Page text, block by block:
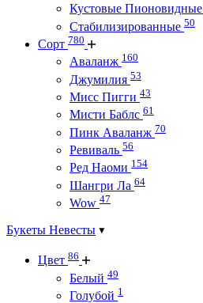
Кустовые Пионовидные
Стабилизированные 50
Сорт 780
Аваланж 160
Джумилия 53
Мисс Пигги 43
Мисти Баблс 61
Пинк Аваланж 70
Ревиваль 56
Ред Наоми 154
Шангри Ла 64
Wow 47
Букеты Невесты
Цвет 86
Белый 49
Голубой 1